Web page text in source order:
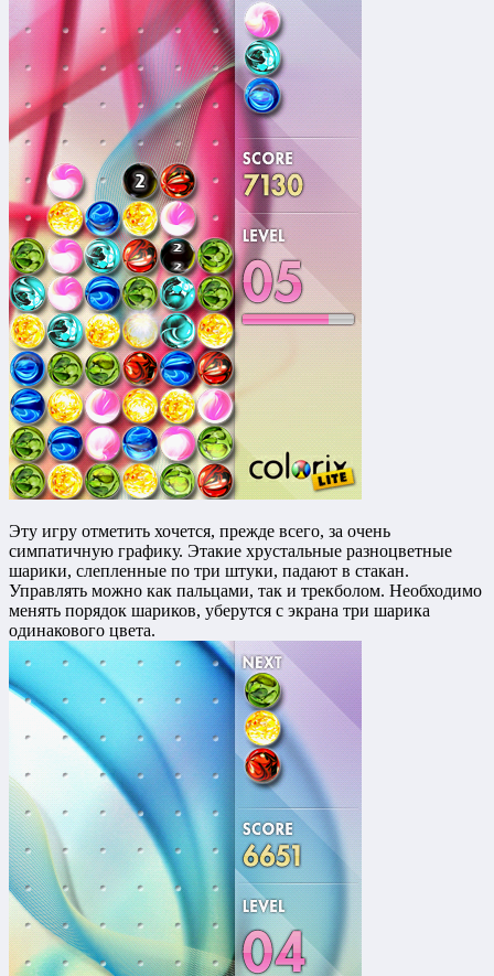
Эту игру отметить хочется, прежде всего, за очень
симпатичную графику. Этакие хрустальные разноцветные
шарики, слепленные по три штуки, падают в стакан.
Управлять можно как пальцами, так и трекболом. Необходимо
менять порядок шариков, уберутся с экрана три шарика
одинакового цвета.